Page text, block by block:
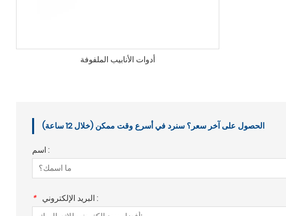
أدوات الأنابيب الملفوفة
الحصول على آخر سعر؟ سنرد في أسرع وقت ممكن (خلال 12 ساعة)
اسم :
* البريد الإلكتروني :